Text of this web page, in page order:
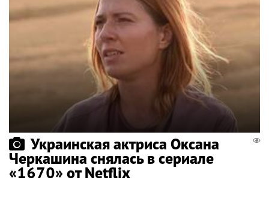
Украинская актриса Оксана
Черкашина снялась в сериале
«1670» от Netflix